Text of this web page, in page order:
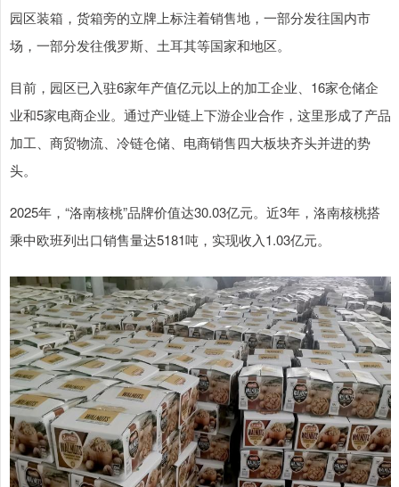
园区装箱，货箱旁的立牌上标注着销售地，一部分发往国内市
场，一部分发往俄罗斯、土耳其等国家和地区。
目前，园区已入驻6家年产值亿元以上的加工企业、16家仓储企
业和5家电商企业。通过产业链上下游企业合作，这里形成了产品
加工、商贸物流、冷链仓储、电商销售四大板块齐头并进的势
头。
2025年，“洛南核桃”品牌价值达30.03亿元。近3年，洛南核桃搭
乘中欧班列出口销售量达5181吨，实现收入1.03亿元。
上证综指 3885.48 +7.05 +0.18%